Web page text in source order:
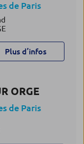
de Paris
Plus d’infos
ORGE
de Paris